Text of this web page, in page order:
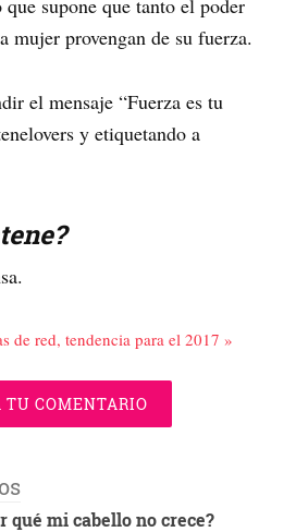
mujer provengan de su fuerza.
el mensaje “Fuerza es tu
y etiquetando a
de red, tendencia para el 2017 »
TU COMENTARIO
qué mi cabello no crece?